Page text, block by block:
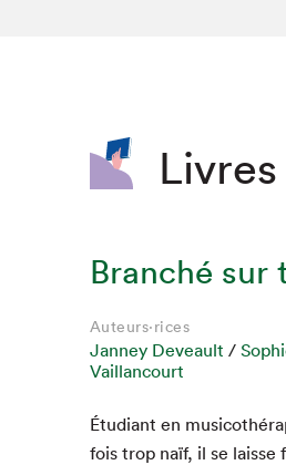
Branché sur
Auteurs·rices
Janney Deveault /
Vaillancourt
Étu­di­ant en
fois trop naïf, il se laisse